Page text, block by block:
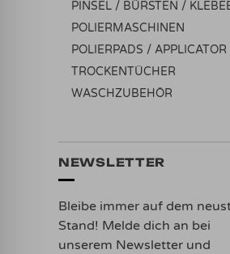
PINSEL / BÜRSTEN /
POLIERMASCHINEN
POLIERPADS / APPLICATOR
TROCKENTÜCHER
WASCHZUBEHÖR
NEWSLETTER
Bleibe immer auf dem
Stand! Melde dich an bei
unserem Newsletter und